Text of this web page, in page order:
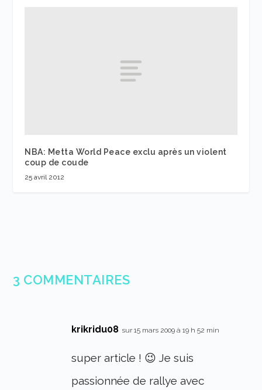
NBA: Metta World Peace exclu après un violent
coup de coude
25 avril 2012
3 COMMENTAIRES
krikridu08 sur 15 mars 2009 à 19 h 52 min
super article ! 😉 Je suis
passionnée de rallye avec